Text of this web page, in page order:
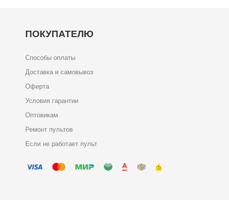
Способы оплаты
Доставка и самовывоз
Оферта
Условия гарантии
Оптовикам
Ремонт пультов